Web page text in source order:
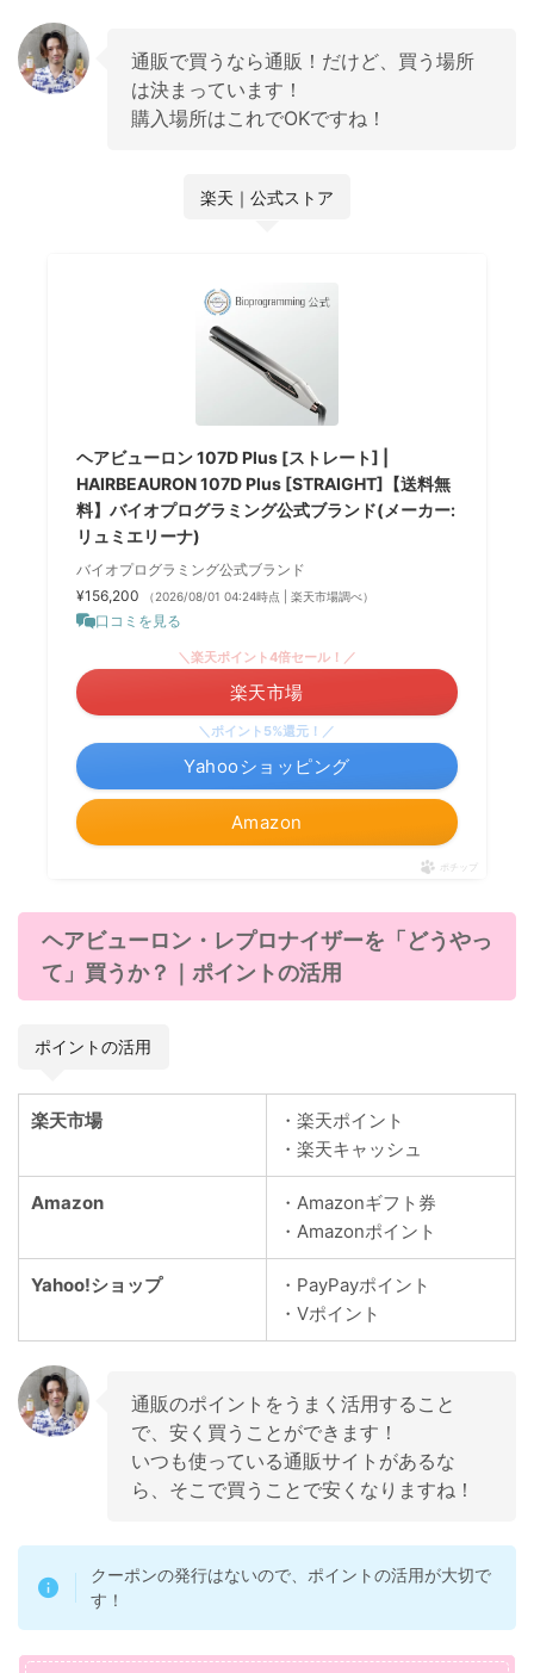
通販で買うなら通販！だけど、買う場所
は決まっています！
購入場所はこれでOKですね！
楽天｜公式ストア
ヘアビューロン 107D Plus [ストレート] |
HAIRBEAURON 107D Plus [STRAIGHT]【送料無
料】バイオプログラミング公式ブランド(メーカー:
リュミエリーナ)
バイオプログラミング公式ブランド
¥156,200
（2026/08/01 04:24時点 | 楽天市場調べ）
口コミを見る
Amazon
＼楽天ポイント4倍セール！／
楽天市場
＼ポイント5%還元！／
Yahooショッピング
ポチップ
ヘアビューロン・レプロナイザーを「どうやっ
て」買うか？｜ポイントの活用
ポイントの活用
楽天市場
・楽天ポイント
・楽天キャッシュ
Amazon
・Amazonギフト券
・Amazonポイント
Yahoo!ショップ
・PayPayポイント
・Vポイント
通販のポイントをうまく活用すること
で、安く買うことができます！
いつも使っている通販サイトがあるな
ら、そこで買うことで安くなりますね！
クーポンの発行はないので、ポイントの活用が大切で
す！